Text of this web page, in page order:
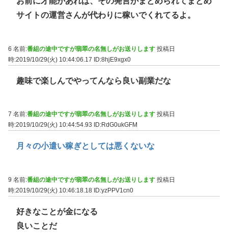
サイトの運営さんが代わりに稼いでくれてるよ。
6 名前:番組の途中ですが翡翠の名無しがお送りします 投稿日
時:2019/10/29(火) 10:44:06.17 ID:8hjE9xgx0
趣味で楽しんでやってんなら良い副業だな
7 名前:番組の途中ですが翡翠の名無しがお送りします 投稿日
時:2019/10/29(火) 10:44:54.93
ID:RdG0ukGFM
月々の小遣い稼ぎとしては悪くないな
9 名前:番組の途中ですが翡翠の名無しがお送りします 投稿日
時:2019/10/29(火) 10:46:18.18 ID:yzPPV1cn0
好きなことが金になる
良いことだ